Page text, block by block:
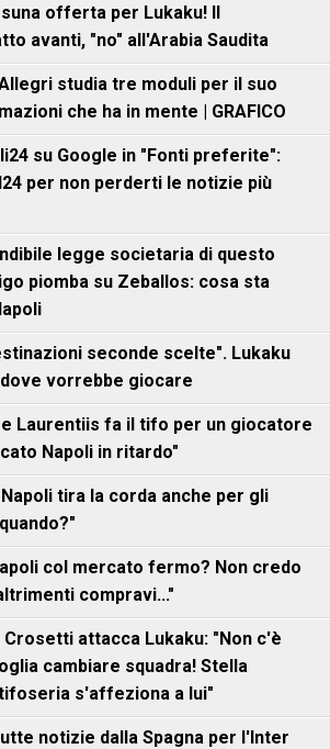
offerta per Lukaku! Il
avanti, "no" all'Arabia Saudita
studia tre moduli per il suo
che ha in mente | GRAFICO
su Google in "Fonti preferite":
per non perderti le notizie più
legge societaria di questo
piomba su Zeballos: cosa sta
seconde scelte". Lukaku
vorrebbe giocare
Laurentiis fa il tifo per un giocatore
Napoli in ritardo"
tira la corda anche per gli
col mercato fermo? Non credo
compravi..."
Crosetti attacca Lukaku: "Non c'è
cambiare squadra! Stella
s'affeziona a lui"
notizie dalla Spagna per l'Inter